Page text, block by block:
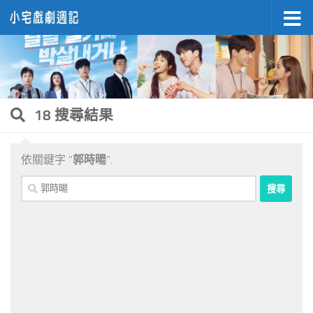
Skip to content
18 搜尋結果
依關鍵字 "郭時暘".
搜
尋